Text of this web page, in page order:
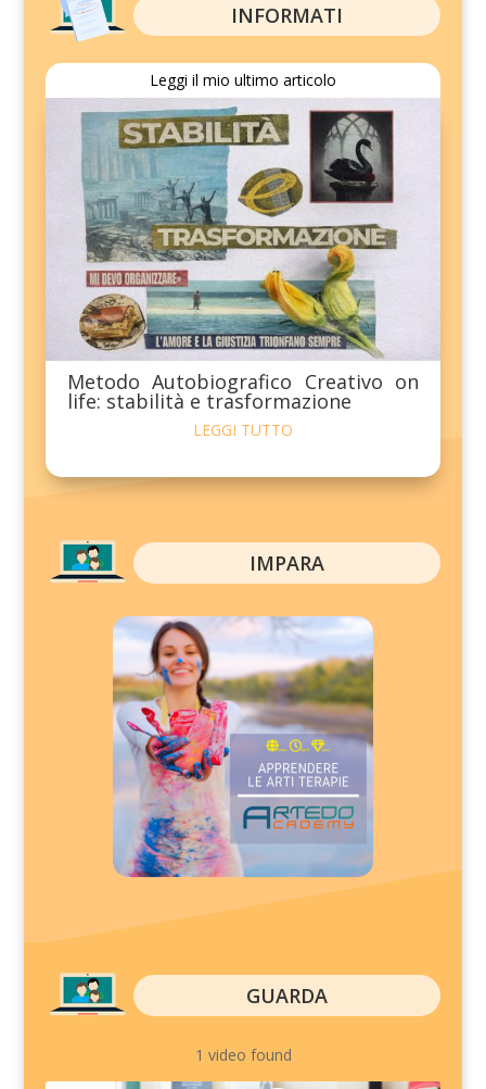
INFORMATI
Leggi il mio ultimo articolo
Metodo Autobiografico Creativo on
life: stabilità e trasformazione
LEGGI TUTTO
IMPARA
GUARDA
1 video found